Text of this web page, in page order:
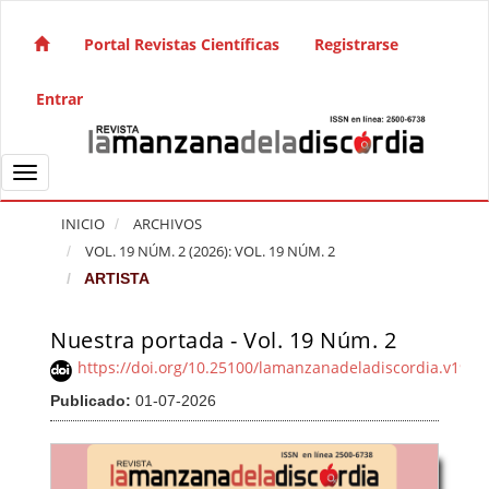
Navegación principal
Barra lateral
Portal Revistas Científicas Registrarse
Entrar
Toggle navigation
INICIO
ARCHIVOS
VOL. 19 NÚM. 2 (2026): VOL. 19 NÚM. 2
ARTISTA
Nuestra portada - Vol. 19 Núm. 2
https://doi.org/10.25100/
Publicado: 01-07-2026
Barra lateral del artículo